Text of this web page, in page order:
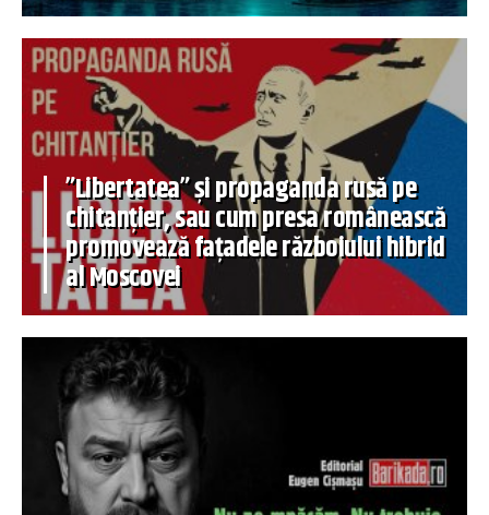
”Libertatea” și propaganda rusă pe
chitanțier, sau cum presa românească
promovează fațadele războiului hibrid
al Moscovei